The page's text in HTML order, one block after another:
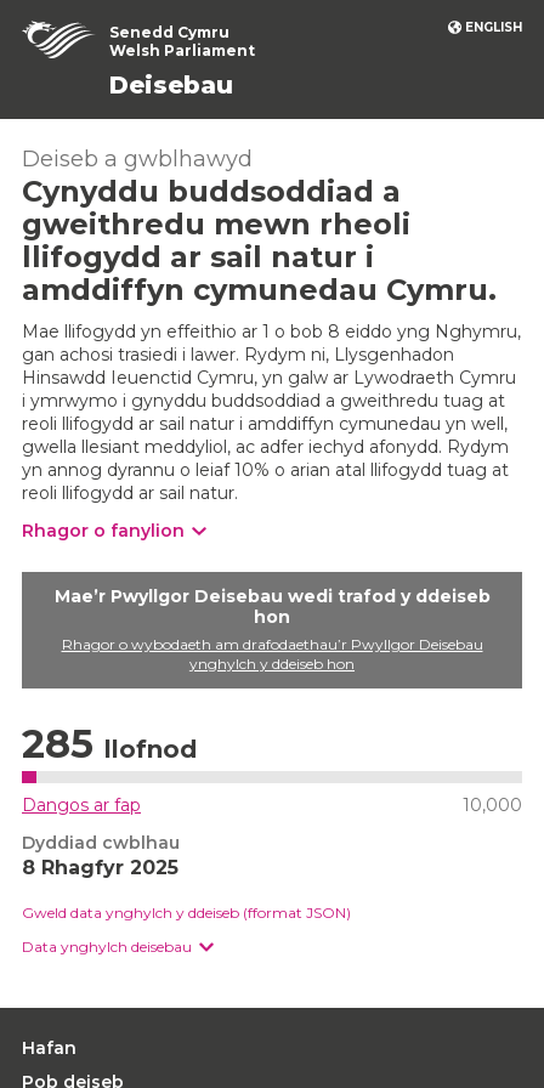
ENGLISH
Senedd Cymru
Welsh Parliament
Deisebau
Deiseb a gwblhawyd
Cynyddu buddsoddiad a
gweithredu mewn rheoli
llifogydd ar sail natur i
amddiffyn cymunedau Cymru.
Mae llifogydd yn effeithio ar 1 o bob 8 eiddo yng Nghymru,
gan achosi trasiedi i lawer. Rydym ni, Llysgenhadon
Hinsawdd Ieuenctid Cymru, yn galw ar Lywodraeth Cymru
i ymrwymo i gynyddu buddsoddiad a gweithredu tuag at
reoli llifogydd ar sail natur i amddiffyn cymunedau yn well,
gwella llesiant meddyliol, ac adfer iechyd afonydd. Rydym
yn annog dyrannu o leiaf 10% o arian atal llifogydd tuag at
reoli llifogydd ar sail natur.
Rhagor o fanylion
Mae’r Pwyllgor Deisebau wedi trafod y ddeiseb
hon
Rhagor o wybodaeth am drafodaethau’r Pwyllgor Deisebau
ynghylch y ddeiseb hon
285 llofnod
Dangos ar fap
10,000
Dyddiad cwblhau
8 Rhagfyr 2025
Gweld data ynghylch y ddeiseb (fformat JSON)
Data ynghylch deisebau
Hafan
Pob deiseb